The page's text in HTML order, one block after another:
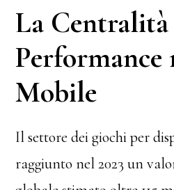
La
Mobile
Il settore dei giochi per
raggiunto nel 2023 un